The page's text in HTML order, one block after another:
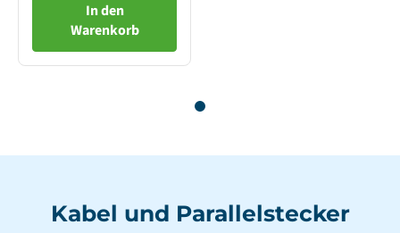
In den
Warenkorb
Kabel und Parallelstecker